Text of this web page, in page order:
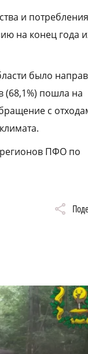
и
на конец года
было
(68,1%) пошла на
с
регионов ПФО по